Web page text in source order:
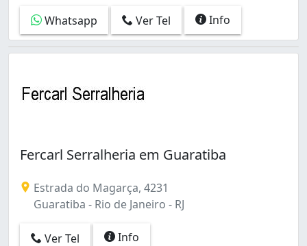
Jardim América (1)
Jardim Carioca (1)
Jardim Guanabara (1)
Laranjeiras (1)
Leblon (1)
Mangueira (4)
Maracanã (2)
Marechal Hermes (4)
Maré (4)
Whatsapp Ver Tel Info
Fercarl Serralheria em Guaratiba
Estrada do Magarça, 4231
Guaratiba - Rio de Janeiro - RJ
Ver Tel Info